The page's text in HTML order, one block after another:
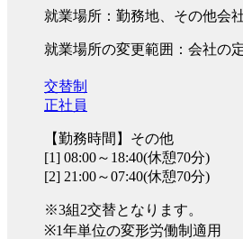
就業場所：勤務地、その他会
就業場所の変更範囲：会社の
交替制
正社員
【勤務時間】その他
[1] 08:00～18:40(休憩70分)
[2] 21:00～07:40(休憩70分)
※3組2交替となります。
※1年単位の変形労働制適用